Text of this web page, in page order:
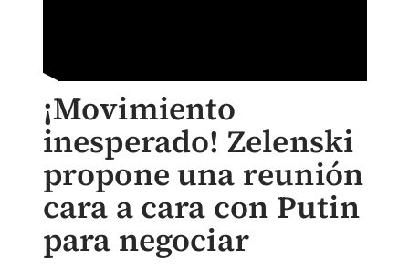
¡Movimiento
inesperado! Zelenski
propone una reunión
cara a cara con Putin
para negociar